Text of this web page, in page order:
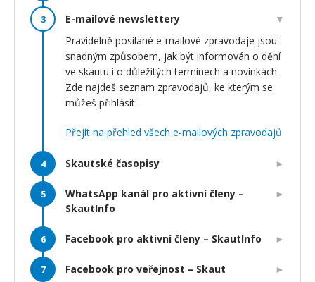
E-mailové newslettery
Pravidelně posílané e-mailové zpravodaje jsou
snadným způsobem, jak být informován o dění
ve skautu i o důležitých termínech a novinkách.
Zde najdeš seznam zpravodajů, ke kterým se
můžeš přihlásit:
Přejít na přehled všech e-mailových zpravodajů
Skautské časopisy
WhatsApp kanál pro aktivní členy –
SkautInfo
Facebook pro aktivní členy – SkautInfo
Facebook pro veřejnost – Skaut